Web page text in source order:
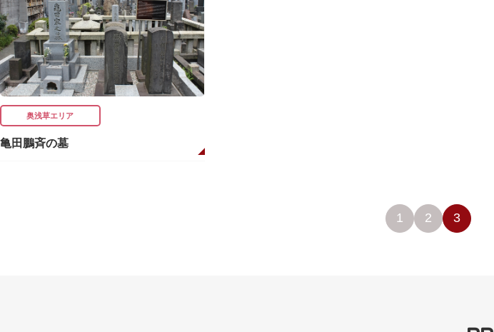
奥浅草エリア
亀田鵬斉の墓
1 2 3